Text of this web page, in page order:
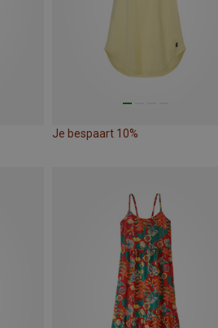
Je bespaart 10%